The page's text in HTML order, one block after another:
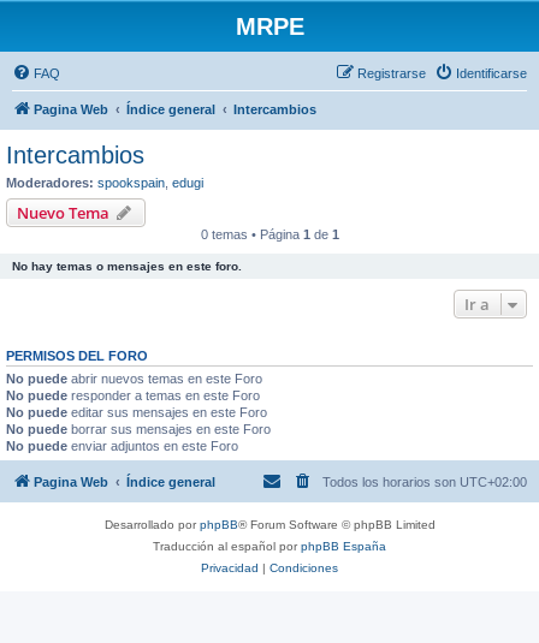
MRPE
FAQ Identificarse
Registrarse
Pagina Web Índice general Intercambios
Intercambios
Moderadores: spookspain edugi
Nuevo Tema
0 temas • Página 1 de 1
No hay temas o mensajes en este foro.
Ir a
PERMISOS DEL FORO
No puede abrir nuevos temas en este Foro
No puede responder a temas en este Foro
No puede editar sus mensajes en este Foro
No puede borrar sus mensajes en este Foro
No puede enviar adjuntos en este Foro
Pagina Web Índice general Todos los horarios son UTC+02:00
Desarrollado porphpBB® Forum Software © phpBB Limited
Traducción al español porphpBB España
Privacidad | Condiciones